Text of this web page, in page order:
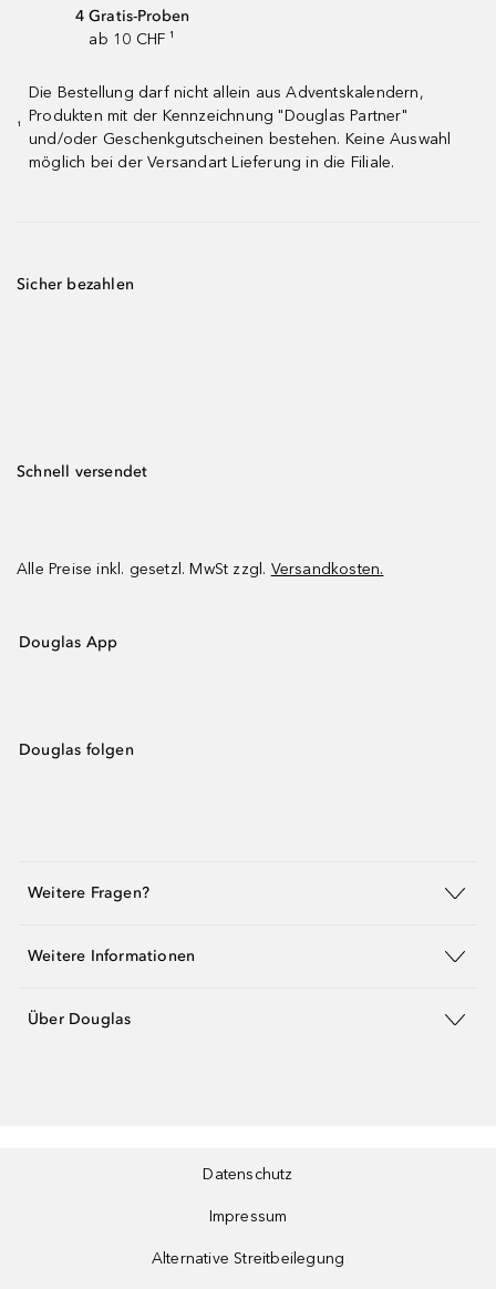
4 Gratis-Proben
ab 10 CHF ¹
¹
Die Bestellung darf nicht allein aus Adventskalendern,
Produkten mit der Kennzeichnung "Douglas Partner"
und/oder Geschenkgutscheinen bestehen. Keine Auswahl
möglich bei der Versandart Lieferung in die Filiale.
Sicher bezahlen
Schnell versendet
Alle Preise inkl. gesetzl. MwSt zzgl. Versandkosten.
Douglas App
Douglas folgen
Weitere Fragen?
Weitere Informationen
Über Douglas
Datenschutz
Impressum
Alternative Streitbeilegung